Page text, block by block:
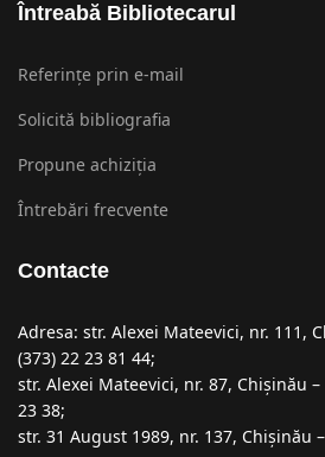
Întreabă Bibliotecarul
Referințe prin e-mail
Solicită bibliografia
Propune achiziția
Întrebări frecvente
Contacte
Adresa: str. Alexei Mateevici, nr. 111,
(373) 22 23 81 44;
str. Alexei Mateevici, nr. 87, Chişinău
23 38;
str. 31 August 1989, nr. 137, Chişinău